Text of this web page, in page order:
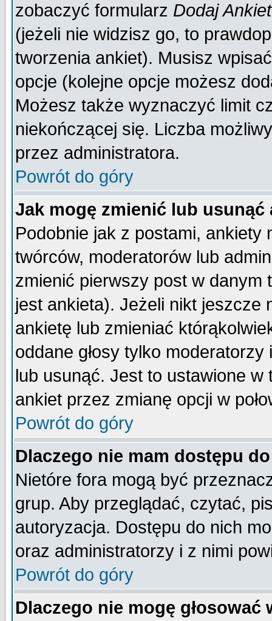
zobaczyć formularz Dodaj
(jeżeli nie widzisz go, to
tworzenia ankiet). Musisz
opcje (kolejne opcje możesz
Możesz także wyznaczyć limit
niekończącej się. Liczba
przez administratora.
Powrót do góry
Jak mogę zmienić lub usunąć
Podobnie jak z postami,
twórców, moderatorów lub
zmienić pierwszy post w
jest ankieta). Jeżeli nikt jeszcze
ankietę lub zmieniać
oddane głosy tylko
lub usunąć. Jest to ustawione w
ankiet przez zmianę opcji w
Powrót do góry
Dlaczego nie mam dostępu
Nietóre fora mogą być
grup. Aby przeglądać, czytać,
autoryzacja. Dostępu do nich
oraz administratorzy i z nimi
Powrót do góry
Dlaczego nie mogę głosować